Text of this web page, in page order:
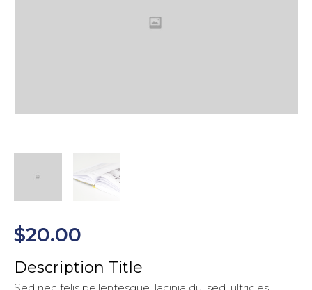
$20.00
Description Title